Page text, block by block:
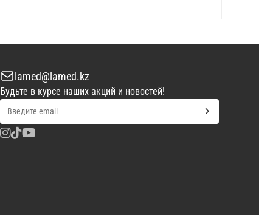
lamed@lamed.kz
Будьте в курсе наших акций и новостей!